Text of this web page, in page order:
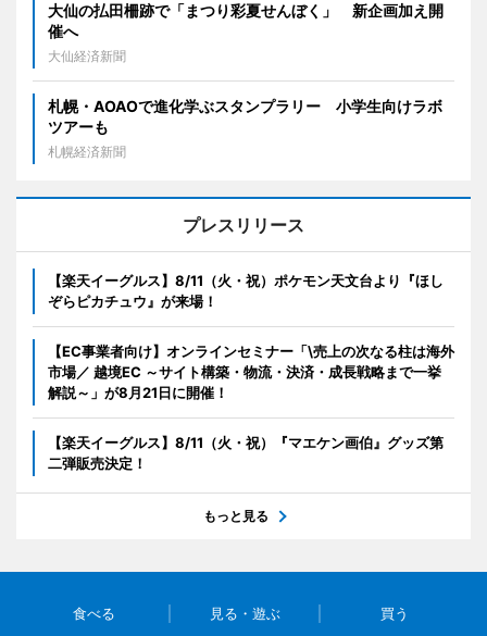
大仙の払田柵跡で「まつり彩夏せんぼく」 新企画加え開
催へ
大仙経済新聞
札幌・AOAOで進化学ぶスタンプラリー 小学生向けラボ
ツアーも
札幌経済新聞
プレスリリース
【楽天イーグルス】8/11（火・祝）ポケモン天文台より『ほし
ぞらピカチュウ』が来場！
【EC事業者向け】オンラインセミナー「\売上の次なる柱は海外
市場／ 越境EC ～サイト構築・物流・決済・成長戦略まで一挙
解説～」が8月21日に開催！
【楽天イーグルス】8/11（火・祝）『マエケン画伯』グッズ第
二弾販売決定！
もっと見る
食べる 見る・遊ぶ 買う